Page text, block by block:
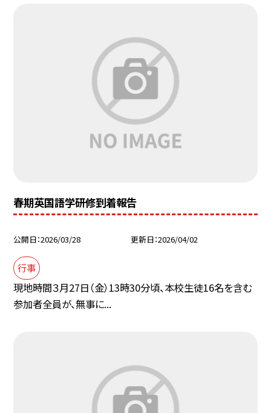
春期英国語学研修到着報告
公開日 2026/03/28 更新日 2026/04/02
行事
現地時間３月27日（金）13時30分頃、本校生徒16名を含む
参加者全員が、無事に...